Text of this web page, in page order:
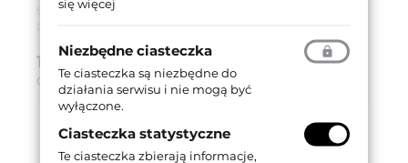
Seria produktu:
123,00 zł
Cena za:kpl
Niezbędne ciasteczka
Te ciasteczka są niezbędne do
działania serwisu i nie mogą być
wyłączone.
Ciasteczka statystyczne
Te ciasteczka zbierają informacje,